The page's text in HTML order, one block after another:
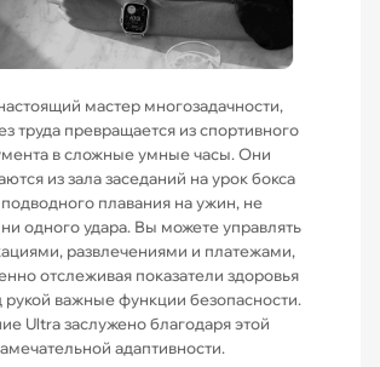
мастер многозадачности,
труда превращается из спортивного
в сложные умные часы. Они
из зала заседаний на урок бокса
плавания на ужин, не
одного удара. Вы можете управлять
развлечениями и платежами,
отслеживая показатели здоровья
рукой важные функции безопасности.
Ultra заслужено благодаря этой
адаптивности.